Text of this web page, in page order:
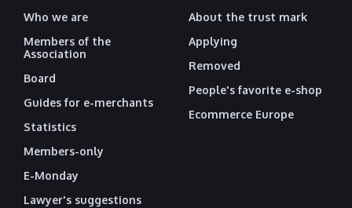
Who we are
Members of the
Association
Board
Guides for e-merchants
Statistics
Members-only
E-Monday
Lawyer's suggestions
About the trust mark
Applying
Removed
People's favorite e-shop
Ecommerce Europe